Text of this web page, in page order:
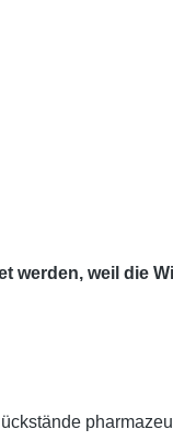
werden, weil die